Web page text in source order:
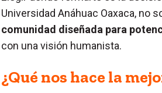
Universidad Anáhuac Oaxaca, no
comunidad diseñada para
con una visión humanista.
¿Qué nos hace la